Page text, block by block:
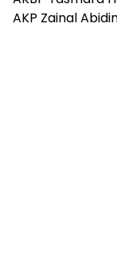
AKP Zainal